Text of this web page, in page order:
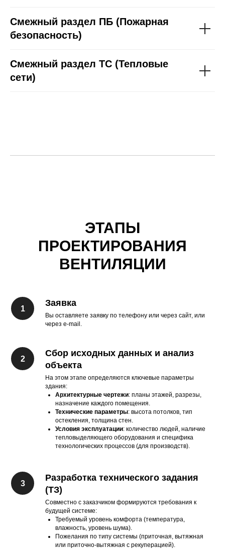
Смежный раздел ПБ (Пожарная
безопасность)
Смежный раздел ТС (Тепловые
сети)
ЭТАПЫ
ПРОЕКТИРОВАНИЯ
ВЕНТИЛЯЦИИ
Заявка
Вы оставляете заявку по телефону или через сайт, или
через e-mail.
Сбор исходных данных и анализ
объекта
На этом этапе определяются ключевые параметры
здания:
Архитектурные чертежи: планы этажей, разрезы,
назначение каждого помещения.
Технические параметры: высота потолков, тип
остекления, толщина стен.
Условия эксплуатации: количество людей, наличие
тепловыделяющего оборудования и специфика
технологических процессов (для производств).
Разработка технического задания
(ТЗ)
Совместно с заказчиком формируются требования к
будущей системе:
Требуемый уровень комфорта (температура,
влажность, уровень шума).
Пожелания по типу системы (приточная, вытяжная
или приточно-вытяжная с рекуперацией).